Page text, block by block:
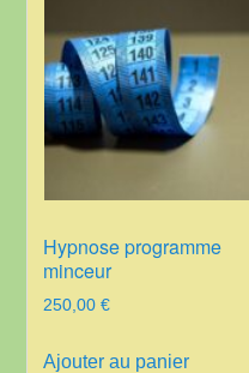
Hypnose programme
minceur
250,00 €
Ajouter au panier